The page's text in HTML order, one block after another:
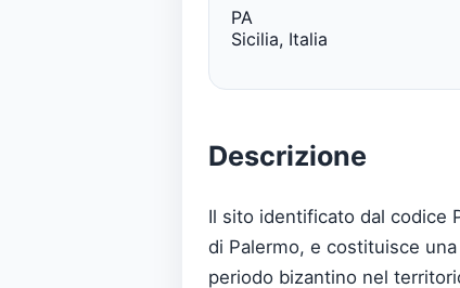
PA
Sicilia, Italia
Descrizione
Il sito identificato dal codice
di Palermo, e costituisce
periodo bizantino nel